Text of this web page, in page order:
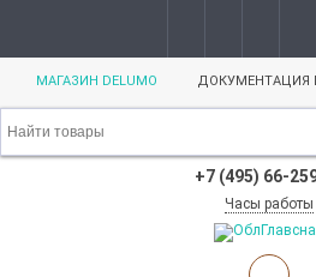
МАГАЗИН DELUMO ДОКУМЕНТАЦИЯ
+7 (495) 66-
Часы работы